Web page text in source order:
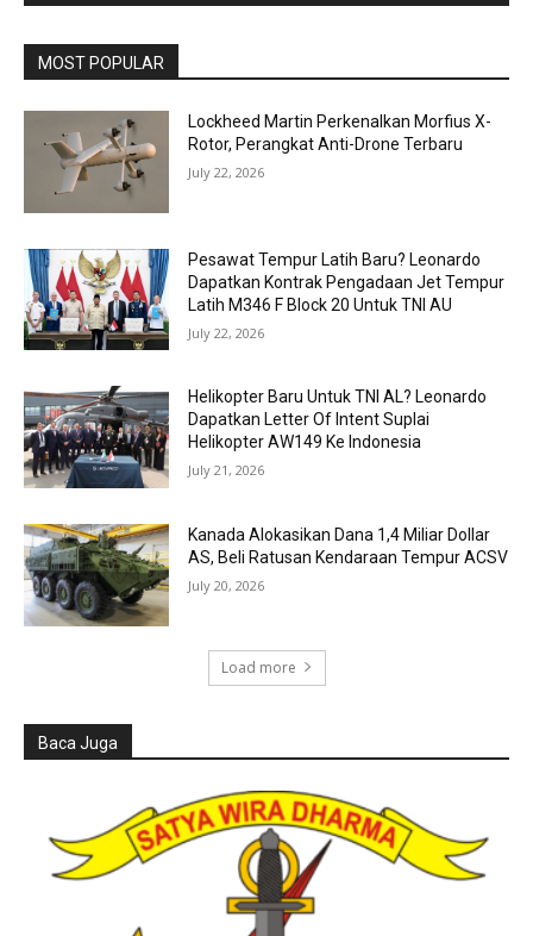
MOST POPULAR
Lockheed Martin Perkenalkan Morfius X-
Rotor, Perangkat Anti-Drone Terbaru
July 22, 2026
Pesawat Tempur Latih Baru? Leonardo
Dapatkan Kontrak Pengadaan Jet Tempur
Latih M346 F Block 20 Untuk TNI AU
July 22, 2026
Helikopter Baru Untuk TNI AL? Leonardo
Dapatkan Letter Of Intent Suplai
Helikopter AW149 Ke Indonesia
July 21, 2026
Kanada Alokasikan Dana 1,4 Miliar Dollar
AS, Beli Ratusan Kendaraan Tempur ACSV
July 20, 2026
Load more
Baca Juga